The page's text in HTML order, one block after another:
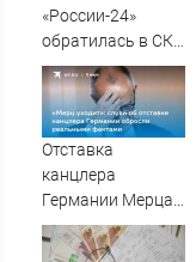
«России-24»
обратилась в СКР
из-за травли
съемочной
группы «Колобка»
Отставка
канцлера
Германии Мерца:
последние
новости на 7